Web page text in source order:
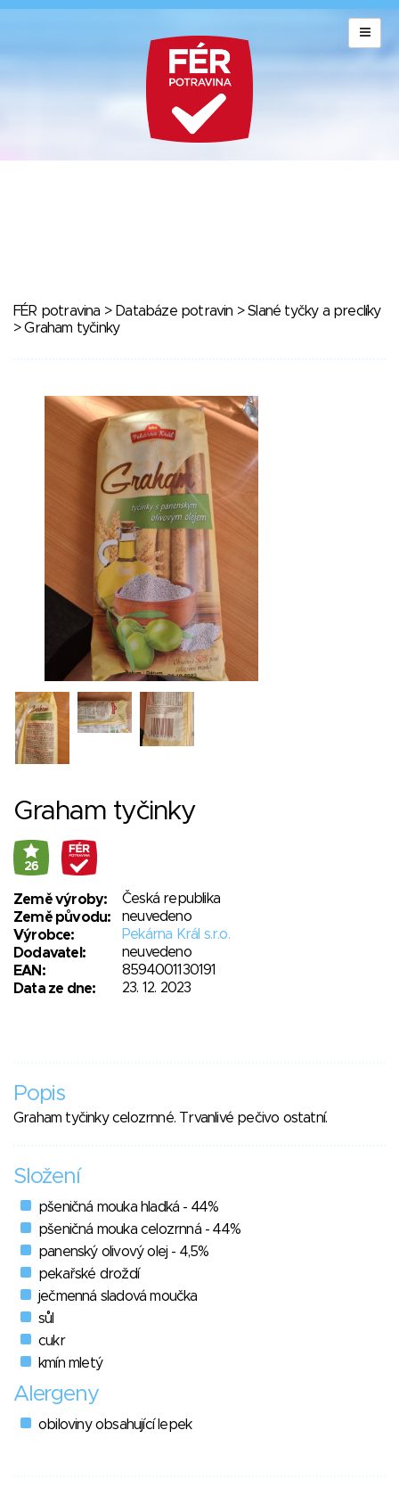
FÉR potravina > Databáze potravin >Slané tyčky a preclíky
> Graham tyčinky
Graham tyčinky
26
Země výroby:
Česká republika
Země původu:
neuvedeno
Výrobce:
Pekárna Král s.r.o.
Dodavatel:
neuvedeno
EAN:
8594001130191
Data ze dne:
23. 12. 2023
Popis
Graham tyčinky celozrnné. Trvanlivé pečivo ostatní.
Složení
pšeničná mouka hladká - 44%
pšeničná mouka celozrnná - 44%
panenský olivový olej - 4,5%
pekařské droždí
ječmenná sladová moučka
sůl
cukr
kmín mletý
Alergeny
obiloviny obsahující lepek